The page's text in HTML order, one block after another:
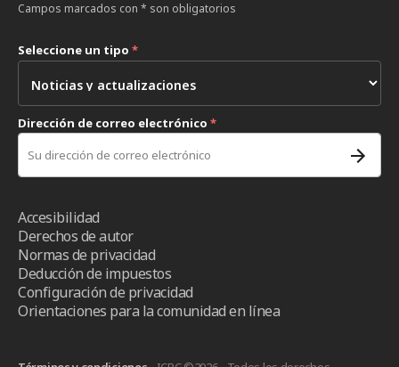
Campos marcados con * son obligatorios
Seleccione un tipo *
Dirección de correo electrónico *
Accesibilidad
Derechos de autor
Normas de privacidad
Deducción de impuestos
Configuración de privacidad
Orientaciones para la comunidad en línea